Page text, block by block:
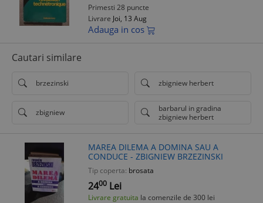
Primesti 28 puncte
Livrare Joi, 13 Aug
Adauga in cos
Cautari similare
brzezinski zbigniew herbert
zbigniew
barbarul in gradina
zbigniew herbert
MAREA DILEMA A DOMINA SAU A
CONDUCE - ZBIGNIEW BRZEZINSKI
Tip coperta: brosata
2400 Lei
Livrare gratuita la comenzile de 300 lei